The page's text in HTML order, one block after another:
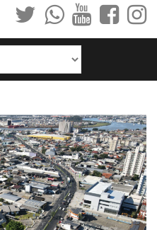
LEGAIS